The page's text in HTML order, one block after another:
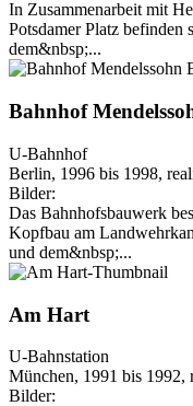
In Zusammenarbeit mit
Potsdamer Platz befinden
dem&nbsp;...
Bahnhof
U-Bahnhof
Berlin, 1996 bis 1998,
Bilder:
Das Bahnhofsbauwerk
Kopfbau am
und dem&nbsp;...
Am Hart
U-Bahnstation
München, 1991 bis 1992,
Bilder: